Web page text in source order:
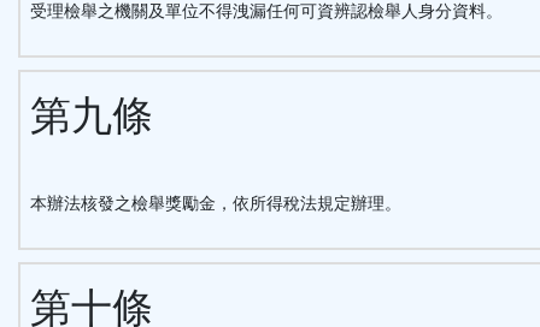
受理檢舉之機關及單位不得洩漏任何可資辨認檢舉人身分資料。
第九條
本辦法核發之檢舉獎勵金，依所得稅法規定辦理。
第十條